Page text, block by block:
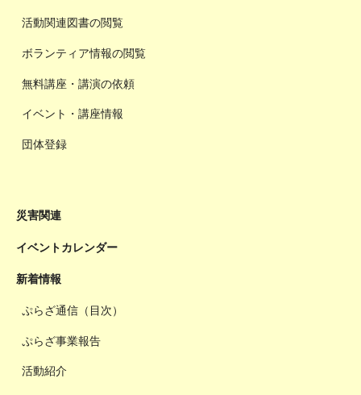
活動関連図書の閲覧
ボランティア情報の閲覧
無料講座・講演の依頼
イベント・講座情報
団体登録
災害関連
イベントカレンダー
新着情報
ぷらざ通信（目次）
ぷらざ事業報告
活動紹介